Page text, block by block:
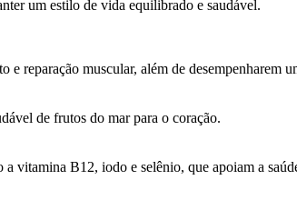
um estilo de vida equilibrado e saudável.
e reparação muscular, além de
de frutos do mar para o coração.
a vitamina B12, iodo e selênio, que apoiam a